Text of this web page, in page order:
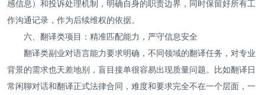
感信息）和投诉处理机制，明确自身的职责边界，同时保留好所有工
作沟通记录，作为后续维权的依据。
六、翻译类项目：精准匹配能力，严守信息安全
翻译类副业对语言能力要求明确，不同领域的翻译任务，对专业
背景的需求也天差地别，盲目接单很容易出现质量问题。比如翻译日
常闲聊对话和翻译正式法律合同，难度和要求完全不在一个层面，一